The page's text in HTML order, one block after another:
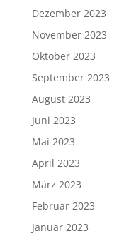
Dezember 2023
November 2023
Oktober 2023
September 2023
August 2023
Juni 2023
Mai 2023
April 2023
März 2023
Februar 2023
Januar 2023